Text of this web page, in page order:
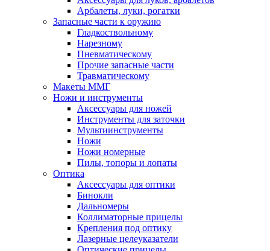
Арбалеты, луки, рогатки
Запасные части к оружию
Гладкоствольному
Нарезному
Пневматическому
Прочие запасные части
Травматическому
Макеты ММГ
Ножи и инструменты
Аксессуары для ножей
Инструменты для заточки
Мультиинструменты
Ножи
Ножи номерные
Пилы, топоры и лопаты
Оптика
Аксессуары для оптики
Бинокли
Дальномеры
Коллиматорные прицелы
Крепления под оптику
Лазерные целеуказатели